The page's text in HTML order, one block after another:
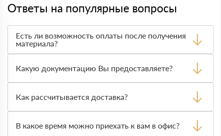
Ответы на популярные вопросы
Есть ли возможность оплаты после получения
материала?
оплата по факту получения товара. При этом, если
доставленный товар был ненадлежащего качества, то
Вы вправе от него отказаться.
Какую документацию Вы предоставляете?
сертификаты и паспорта качества, а также товарно-
транспортную накладную.
Как рассчитывается доставка?
персональный менеджер для уточнения деталей заказа.
Далее он передает заявку нашему логисту для оценки
В какое время можно приехать к вам в офис?